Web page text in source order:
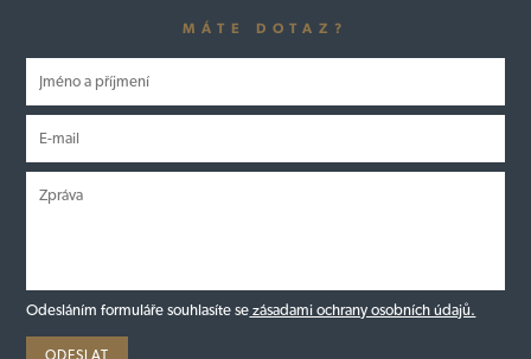
MÁTE DOTAZ?
Odesláním formuláře souhlasíte se zásadami ochrany osobních údajů.